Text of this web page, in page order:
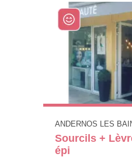
ANDERNOS LES
Sourcils +
épi